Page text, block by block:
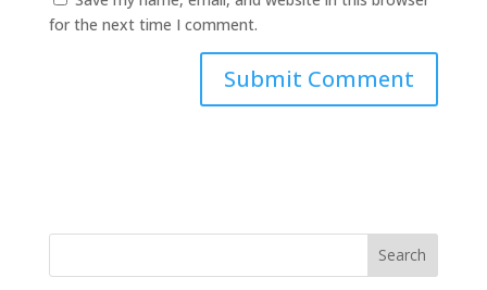
for the next time I comment.
Search